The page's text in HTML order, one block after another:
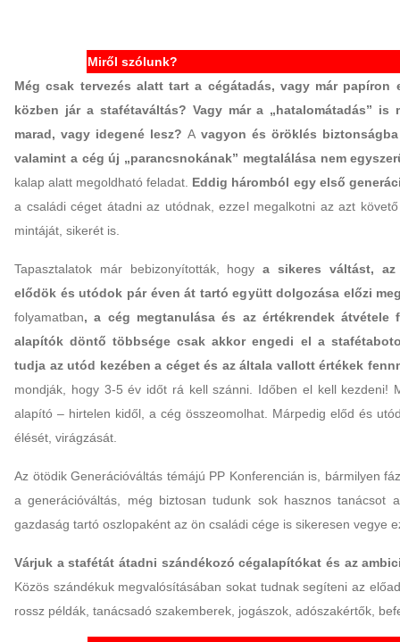
Miről szólunk?
Még csak tervezés alatt tart a cégátadás, vagy már papíron
közben jár a stafétaváltás? Vagy már a „hatalomátadás” is
marad, vagy idegené lesz?A vagyon és öröklés
valamint a cég új „parancsnokának” megtalálása nem
kalap alatt megoldható feladat. Eddig háromból egy első
a családi céget átadni az utódnak, ezzel megalkotni az azt
mintáját, sikerét is.
Tapasztalatok már bebizonyították, hogya sikeres váltást, az
elődök és utódok pár éven át tartó együtt dolgozása előzi
folyamatban, a cég megtanulása és az értékrendek átvétele
alapítók döntő többsége csak akkor engedi el a
tudja az utód kezében a céget és az általa vallott értékek
mondják, hogy 3-5 év időt rá kell szánni. Időben el kell kezdeni!
alapító – hirtelen kidől, a cég összeomolhat. Márpedig előd és
élését, virágzását.
Az ötödik Generációváltás témájú PP Konferencián is, bármilyen
a generációváltás, még biztosan tudunk sok hasznos tanácsot
gazdaság tartó oszlopaként az ön családi cége is sikeresen vegye
Várjuk a stafétát átadni szándékozó cégalapítókat és az
Közös szándékuk megvalósításában sokat tudnak segíteni az
rossz példák, tanácsadó szakemberek, jogászok, adószakértők,